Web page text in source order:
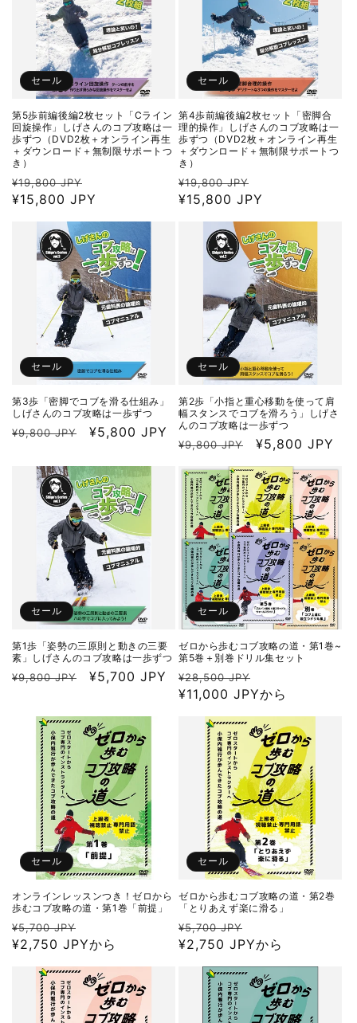
セール
第5歩前編後編2枚セット「Cライン
回旋操作」しげさんのコブ攻略は一
歩ずつ（DVD2枚＋オンライン再生
＋ダウンロード＋無制限サポートつ
き）
通
常
¥19,800 JPY
ー
価
格
¥15,800 JPY
セール
第4歩前編後編2枚セット「密脚合
理的操作」しげさんのコブ攻略は一
歩ずつ（DVD2枚＋オンライン再生
＋ダウンロード＋無制限サポートつ
き）
通
常
¥19,800 JPY
ー
価
格
¥15,800 JPY
セール
第3歩「密脚でコブを滑る仕組み」
しげさんのコブ攻略は一歩ずつ
通
¥9,800 JPY
セ
ル
価
格
¥5,800 JPY
セール
第2歩「小指と重心移動を使って肩
幅スタンスでコブを滑ろう」しげさ
んのコブ攻略は一歩ずつ
通
価
格
¥9,800 JPY
セ
ル
価
格
¥5,800 JPY
セール
第1歩「姿勢の三原則と動きの三要
素」しげさんのコブ攻略は一歩ずつ
通
¥9,800 JPY
セ
価
格
¥5,700 JPY
セール
ゼロから歩むコブ攻略の道・第1巻~
第5巻＋別巻ドリル集セット
通
常
¥28,500 JPY
ー
価
格
¥11,000 JPYから
セール
オンラインレッスンつき！ゼロから
歩むコブ攻略の道・第1巻「前提」
通
常
¥5,700 JPY
ー
価
格
¥2,750 JPYから
セール
ゼロから歩むコブ攻略の道・第2巻
「とりあえず楽に滑る」
通
常
¥5,700 JPY
ー
価
格
¥2,750 JPYから